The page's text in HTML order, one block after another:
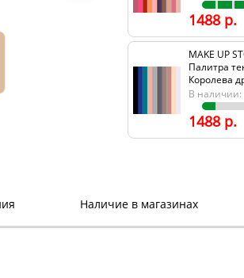
1488 р.
MAKE UP
Палитра
Королева
В наличии:
1488 р.
Наличие в магазинах